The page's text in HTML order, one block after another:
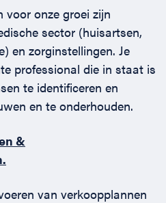
voor onze groei zijn
sector (huisartsen,
en zorginstellingen. Je
professional die in staat is
te identificeren en
en te onderhouden.
&
van verkoopplannen